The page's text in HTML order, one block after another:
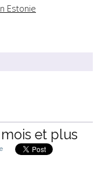
Estonie
et plus